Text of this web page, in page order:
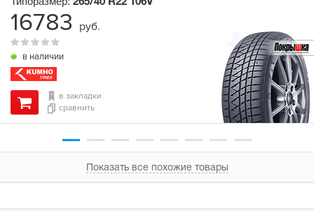
в наличии
265/40 R22 106V
в закладки
сравнить
16783 руб.
Показать все похожие товары